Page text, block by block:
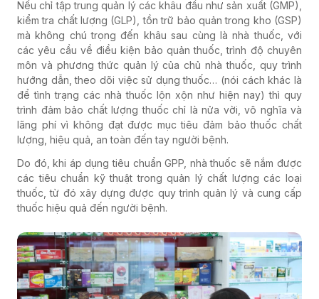
Nếu chỉ tập trung quản lý các khâu đầu như sản xuất (GMP),
kiểm tra chất lượng (GLP), tồn trữ bảo quản trong kho (GSP)
mà không chú trọng đến khâu sau cùng là nhà thuốc, với
các yêu cầu về điều kiện bảo quản thuốc, trình độ chuyên
môn và phương thức quản lý của chủ nhà thuốc, quy trình
hướng dẫn, theo dõi việc sử dụng thuốc… (nói cách khác là
để tình trạng các nhà thuốc lộn xộn như hiện nay) thì quy
trình đảm bảo chất lượng thuốc chỉ là nửa vời, vô nghĩa và
lãng phí vì không đạt được mục tiêu đảm bảo thuốc chất
lượng, hiệu quả, an toàn đến tay người bệnh.
Do đó, khi áp dụng tiêu chuẩn GPP, nhà thuốc sẽ nắm được
các tiêu chuẩn kỹ thuật trong quản lý chất lượng các loại
thuốc, từ đó xây dựng được quy trình quản lý và cung cấp
thuốc hiệu quả đến người bệnh.